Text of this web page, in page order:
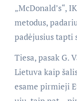
„McDonald’s“,
metodus,
padėjusius tapti
Tiesa, pasak G.
Lietuva kaip
esame pirmieji